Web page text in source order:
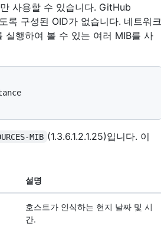
사용할 수 있습니다. GitHub
록 구성된 OID가 없습니다. 네트워크
실행하여 볼 수 있는 여러 MIB를 사
MIB (1.3.6.1.2.1.25)입니다. 이
설명
호스트가 인식하는 현지 날짜 및 시
간.